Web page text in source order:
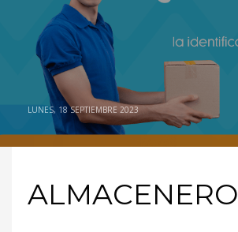
LUNES, 18 SEPTIEMBRE 2023
ALMACENERO